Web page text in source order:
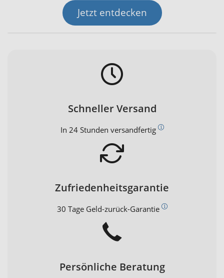
Jetzt entdecken
Schneller Versand
In 24 Stunden versandfertig
Zufriedenheitsgarantie
30 Tage Geld-zurück-Garantie
Persönliche Beratung